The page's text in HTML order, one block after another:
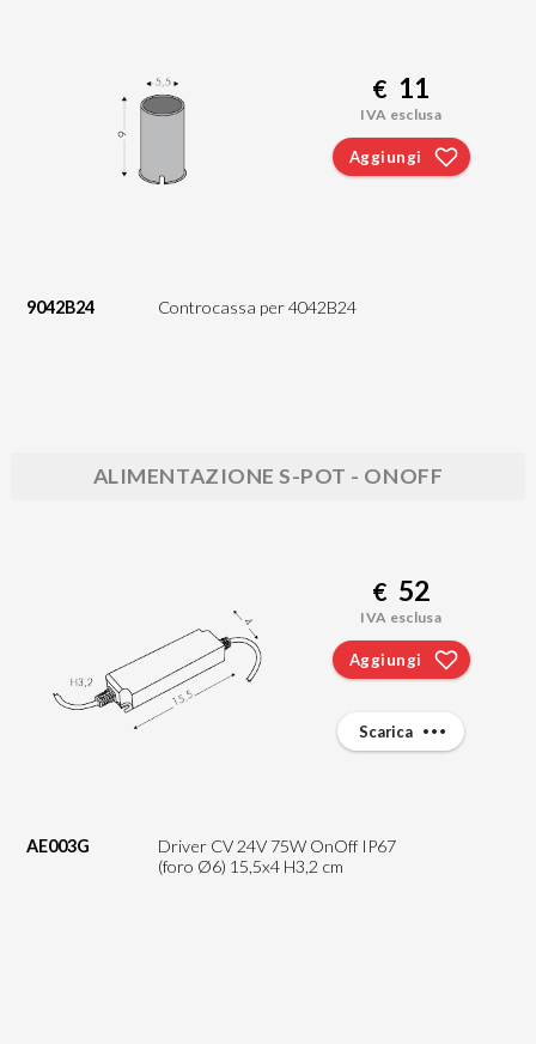
9042B24 Controcassa per 4042B24
€ 11
IVA esclusa
Aggiungi
ALIMENTAZIONE S-POT - ONOFF
AE003G
Driver CV 24V 75W OnOff IP67
(foro Ø6) 15,5x4 H3,2 cm
€ 52
IVA esclusa
Aggiungi
Scarica